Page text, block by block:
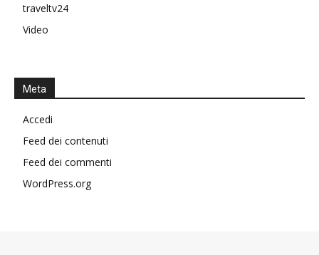
traveltv24
Video
Meta
Accedi
Feed dei contenuti
Feed dei commenti
WordPress.org